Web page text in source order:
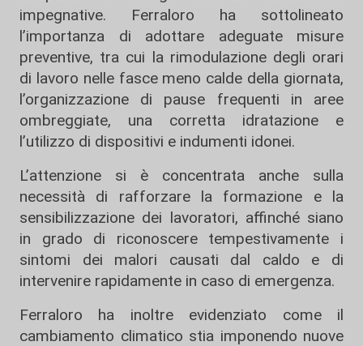
impegnative. Ferraloro ha sottolineato
l’importanza di adottare adeguate misure
preventive, tra cui la rimodulazione degli orari
di lavoro nelle fasce meno calde della giornata,
l’organizzazione di pause frequenti in aree
ombreggiate, una corretta idratazione e
l’utilizzo di dispositivi e indumenti idonei.
L’attenzione si è concentrata anche sulla
necessità di rafforzare la formazione e la
sensibilizzazione dei lavoratori, affinché siano
in grado di riconoscere tempestivamente i
sintomi dei malori causati dal caldo e di
intervenire rapidamente in caso di emergenza.
Ferraloro ha inoltre evidenziato come il
cambiamento climatico stia imponendo nuove